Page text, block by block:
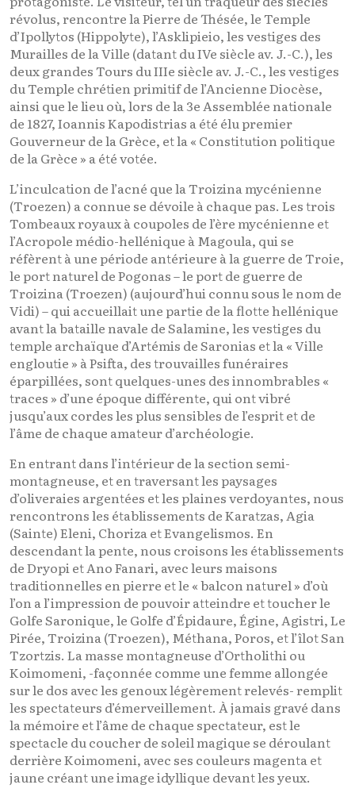
révolus, rencontre la Pierre de Thésée, le Temple
d’Ipollytos (Hippolyte), l’Asklipieio, les vestiges des
Murailles de la Ville (datant du IVe siècle av. J.-C.), les
deux grandes Tours du IIIe siècle av. J.-C., les vestiges
du Temple chrétien primitif de l’Ancienne Diocèse,
ainsi que le lieu où, lors de la 3e Assemblée nationale
de 1827, Ioannis Kapodistrias a été élu premier
Gouverneur de la Grèce, et la « Constitution politique
de la Grèce » a été votée.
L’inculcation de l’acné que la Troizina mycénienne
(Troezen) a connue se dévoile à chaque pas. Les trois
Tombeaux royaux à coupoles de l’ère mycénienne et
l’Acropole médio-hellénique à Magoula, qui se
réfèrent à une période antérieure à la guerre de Troie,
le port naturel de Pogonas – le port de guerre de
Troizina (Troezen) (aujourd’hui connu sous le nom de
Vidi) – qui accueillait une partie de la flotte hellénique
avant la bataille navale de Salamine, les vestiges du
temple archaïque d’Artémis de Saronias et la « Ville
engloutie » à Psifta, des trouvailles funéraires
éparpillées, sont quelques-unes des innombrables «
traces » d’une époque différente, qui ont vibré
jusqu’aux cordes les plus sensibles de l’esprit et de
l’âme de chaque amateur d’archéologie.
En entrant dans l’intérieur de la section semi-
montagneuse, et en traversant les paysages
d’oliveraies argentées et les plaines verdoyantes, nous
rencontrons les établissements de Karatzas, Agia
(Sainte) Eleni, Choriza et Evangelismos. En
descendant la pente, nous croisons les établissements
de Dryopi et Ano Fanari, avec leurs maisons
traditionnelles en pierre et le « balcon naturel » d’où
l’on a l’impression de pouvoir atteindre et toucher le
Golfe Saronique, le Golfe d’Épidaure, Égine, Agistri, Le
Pirée, Troizina (Troezen), Méthana, Poros, et l’îlot San
Tzortzis. La masse montagneuse d’Ortholithi ou
Koimomeni, -façonnée comme une femme allongée
sur le dos avec les genoux légèrement relevés- remplit
les spectateurs d’émerveillement. À jamais gravé dans
la mémoire et l’âme de chaque spectateur, est le
spectacle du coucher de soleil magique se déroulant
derrière Koimomeni, avec ses couleurs magenta et
jaune créant une image idyllique devant les yeux.